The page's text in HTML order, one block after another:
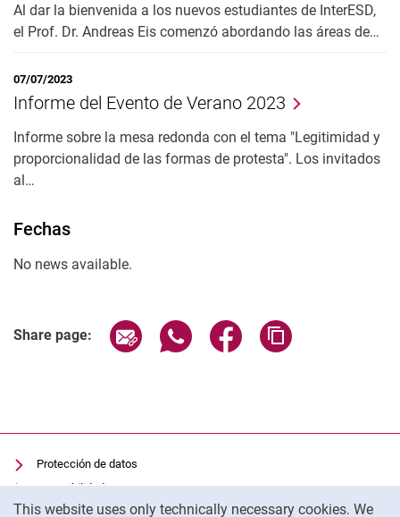
This website uses only technically necessary cookies. We
Al dar la bienvenida a los nuevos estudiantes de InterESD,
el Prof. Dr. Andreas Eis comenzó abordando las áreas de…
07/07/2023
Informe del Evento de Verano 2023
Informe sobre la mesa redonda con el tema "Legitimidad y
proporcionalidad de las formas de protesta". Los invitados
al…
Fechas
No news available.
Share page: Share page via email
Share page via WhatsApp
Share page via
Protección de datos
Accesibilidad
Uso transparente de la IA